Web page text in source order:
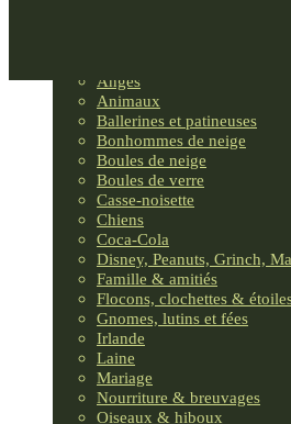
Anges
Animaux
Ballerines et patineuses
Bonhommes de neige
Boules de neige
Boules de verre
Casse-noisette
Chiens
Coca-Cola
Disney, Peanuts, Grinch,
Famille & amitiés
Flocons, clochettes &
Gnomes, lutins et fées
Irlande
Laine
Mariage
Nourriture & breuvages
Oiseaux & hiboux